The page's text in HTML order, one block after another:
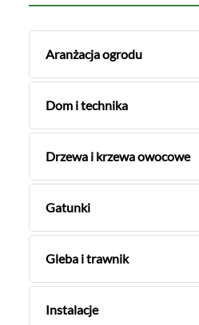
Aranżacja ogrodu
Dom i technika
Drzewa i krzewa owocowe
Gatunki
Gleba i trawnik
Instalacje